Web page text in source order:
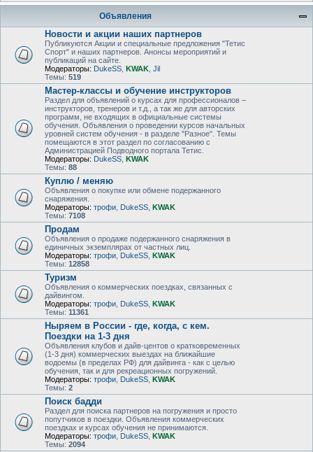
Объявления
Новости и акции наших партнеров
Публикуются Акции и специальные предложения "Тетис
Спорт" и наших партнеров. Анонсы мероприятий и
публикаций на сайте.
Модераторы: DukeSS KWAK Jil
Темы: 519
Мастер-классы и обучение инструкторов
Раздел для объявлений о курсах для профессионалов –
инструкторов, тренеров и т.д., а так же для авторских
программ, не входящих в официальные системы
обучения. Объявления о проведении курсов начальных
уровней систем обучения - в разделе "Разное". Темы
помещаются в этот раздел по согласованию с
Администрацией Подводного портала Тетис.
Модераторы: DukeSS KWAK
Темы: 88
Куплю / меняю
Объявления о покупке или обмене подержанного
снаряжения.
Модераторы: трофи DukeSS KWAK
Темы: 7108
Продам
Объявления о продаже подержанного снаряжения в
единичных экземплярах от частных лиц.
Модераторы: трофи DukeSS KWAK
Темы: 12858
Туризм
Объявления о коммерческих поездках, связанных с
дайвингом.
Модераторы: трофи DukeSS KWAK
Темы: 11361
Ныряем в России - где, когда, с кем.
Поездки на 1-3 дня
Объявления клубов и дайв-центов о кратковременных
(1-3 дня) коммерческих выездах на ближайшие
водоемы (в пределах РФ) для дайвинга - как с целью
обучения, так и для рекреационных погружений.
Модераторы: трофи DukeSS KWAK
Темы: 2
Поиск бадди
Раздел для поиска партнеров на погружения и просто
попутчиков в поездки. Объявления коммерческих
поездках и курсах обучения не принимаются.
Модераторы: трофи DukeSS KWAK
Темы: 2094